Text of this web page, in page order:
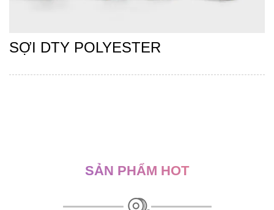
SỢI DTY POLYESTER
SẢN PHẨM HOT